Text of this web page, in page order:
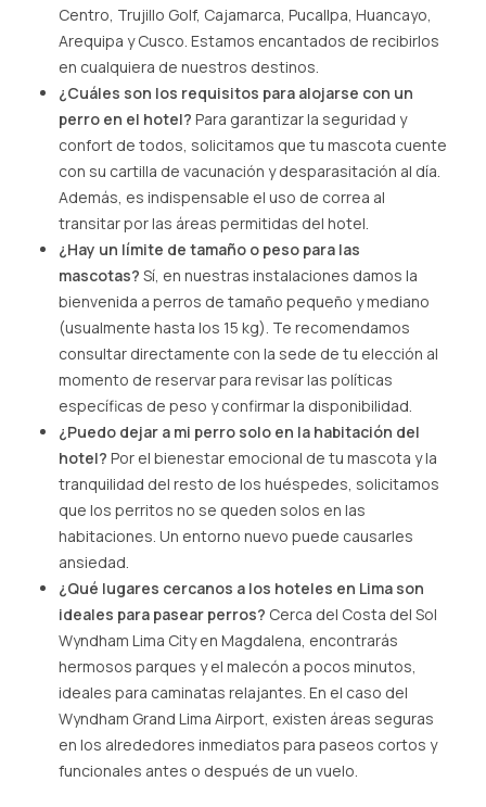
Centro, Trujillo Golf, Cajamarca, Pucallpa, Huancayo,
Arequipa y Cusco. Estamos encantados de recibirlos
en cualquiera de nuestros destinos.
¿Cuáles son los requisitos para alojarse con un
perro en el hotel? Para garantizar la seguridad y
confort de todos, solicitamos que tu mascota cuente
con su cartilla de vacunación y desparasitación al día.
Además, es indispensable el uso de correa al
transitar por las áreas permitidas del hotel.
¿Hay un límite de tamaño o peso para las
mascotas? Sí, en nuestras instalaciones damos la
bienvenida a perros de tamaño pequeño y mediano
(usualmente hasta los 15 kg). Te recomendamos
consultar directamente con la sede de tu elección al
momento de reservar para revisar las políticas
específicas de peso y confirmar la disponibilidad.
¿Puedo dejar a mi perro solo en la habitación del
hotel? Por el bienestar emocional de tu mascota y la
tranquilidad del resto de los huéspedes, solicitamos
que los perritos no se queden solos en las
habitaciones. Un entorno nuevo puede causarles
ansiedad.
¿Qué lugares cercanos a los hoteles en Lima son
ideales para pasear perros? Cerca del Costa del Sol
Wyndham Lima City en Magdalena, encontrarás
hermosos parques y el malecón a pocos minutos,
ideales para caminatas relajantes. En el caso del
Wyndham Grand Lima Airport, existen áreas seguras
en los alrededores inmediatos para paseos cortos y
funcionales antes o después de un vuelo.